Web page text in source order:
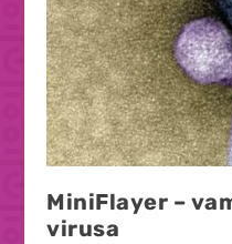
MiniFlayer –
virusa